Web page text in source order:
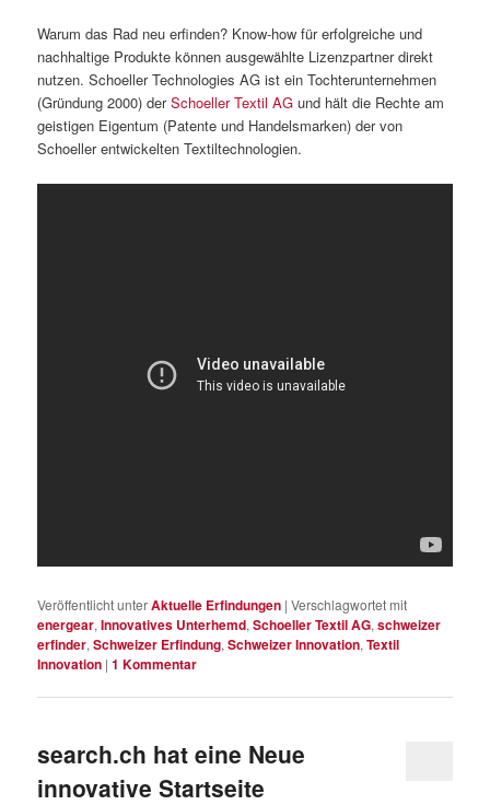
Warum das Rad neu erfinden? Know-how für erfolgreiche und
nachhaltige Produkte können ausgewählte Lizenzpartner direkt
nutzen. Schoeller Technologies AG ist ein Tochterunternehmen
(Gründung 2000) derSchoeller Textil AG und hält die Rechte am
geistigen Eigentum (Patente und Handelsmarken) der von
Schoeller entwickelten Textiltechnologien.
Veröffentlicht unterAktuelle Erfindungen |Verschlagwortet mit
energear,Innovatives Unterhemd,Schoeller Textil AG,schweizer
erfinder,Schweizer Erfindung,Schweizer Innovation,Textil
Innovation |1 Kommentar
search.ch hat eine Neue
innovative Startseite